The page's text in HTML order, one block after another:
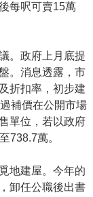
每呎可賣15萬
。政府上月底提
。消息透露，市
折扣率，初步建
補價在公開市場
單位，若以政府
738.7萬。
地建屋。今年的
卸任公職後出書